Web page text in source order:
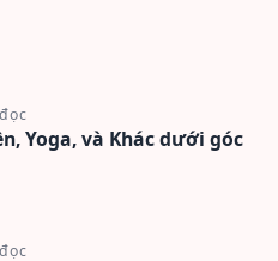
Yoga, và Khác dưới góc